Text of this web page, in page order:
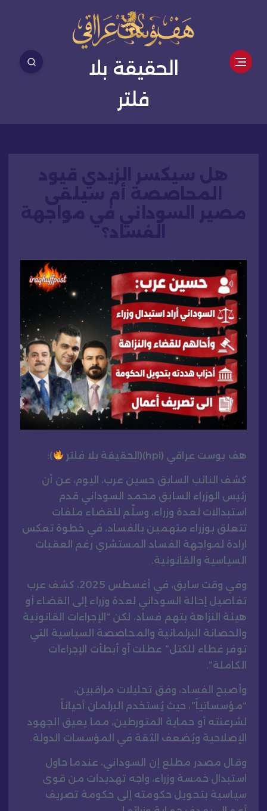
الحقيقة بلا
فلتر
هف بوست عراقي (hpi)(الحقيقة بلا فلتر ):
كشف النائب السابق حسين عرب، اليوم، عن أن
رئيس الوزراء السابق محمد السوداني قدم
استبدالات لعدة وزراء، وسلّم للقضاء ملفات
تتعلق بوزراء متهمين بالفساد، في خطوة تعكس
ارادة لمواجهة الفساد المستشري رغم العقبات
السياسية والقانونية.
وفي وقت سابق، في أغسطس 2025، كشف عرب
تفاصيل إحالة السوداني لعدة وزراء إلى القضاء أو
هيئة النزاهة بتهم فساد، لكن “الإجراءات القانونية
والحصانة البرلمانية والمحاصصة السياسية التي
توفر غطاء للكتل” عطلت أو أبطأت الإجراءات
الكاملة”.
وأصبح الفساد، وفق تحليلات مراقبين،
“مؤسساتياً”، حيث يُستخدم البرلمان أحياناً
لشرعنته أو حماية المتورطين، مما يعيق الجهود
الإصلاحية ويُضعف الثقة في المؤسسات الدولة.
وقال مصدر مطلع إن السوداني، عندما حاول
استبدال خمسة وزراء، واجه تهديدات من قوى
سياسية بتحويل حكومته إلى حكومة تصريف